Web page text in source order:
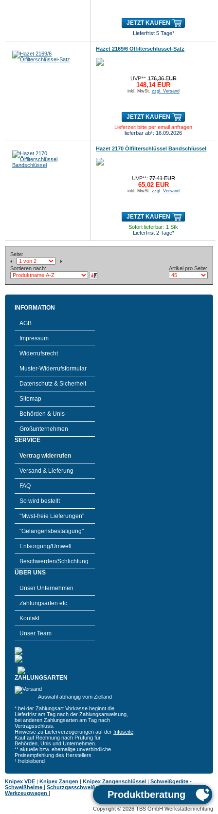
JETZT KAUFEN
Lieferfrist 5 Tage*
Hazet 2169/6 Ölfilterschlüssel-Satz
UVP**:176,36 EUR
148,14 EUR
inkl. MwSt. zzgl. Versand
JETZT KAUFEN
Lieferzeit bitte per email anfragen
lieferbar ab¹: 16.09.2026
Hazet 2170 Ölfilterschlüssel Bandschlüssel
UVP**:77,41 EUR
65,02 EUR
inkl. MwSt. zzgl. Versand
JETZT KAUFEN
Sofort lieferbar: 1 Stk
Lieferfrist 2 Tage*
Seite:
Sortieren nach: Artikel pro Seite:
INFORMATION
AGB
Impressum
Widerrufsrecht
Muster-Widerrufsformular
Datenschutz & Sicherheit
Sitemap
Behörden & Unis
Großunternehmen
SERVICE
Vertrag widerrufen
Versand & Lieferung
FAQ
So wird bestellt
"Mwst-freie Lieferungen"
"Gelangensbestätigung"
Entsorgung/Umwelt
Beschwerden/Schlichtung
ÜBER UNS
Unser Unternehmen
Zahlungsarten etc.
Kontakt
Unser Team
ZAHLUNGSARTEN
Auswahl abhängig vom Zielland
* bei der Zahlungsart Vorkasse beginnt die
Lieferfrist am Tag nach der Zahlungsanweisung,
bei anderen Zahlungsarten am Tag nach
Vertragsschluss.
Hinweise zu Lieferverzögerungen auf der Infoseite
Kauf auf Rechnung nach Prüfung für
Behörden, Unis und Unternehmen.
** aktuelle bzw. ehemalige unverbindliche
Preisempfehlung des Herstellers
¹ freibleibend
Knipex VDE | Knipex Zangen | Knipex Zangenschlüssel | Schweißgeräte -
Schweißhelme | Schutzgasschweißgeräte
Werkzeugwagen |
Copyright © 2026 TBS GmbH Werkstatteinrichtung